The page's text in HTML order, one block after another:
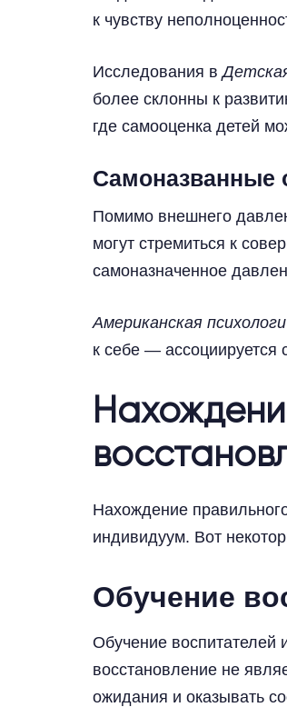
к чувству
Исследования в
более склонны к
где самооценка детей
Самоназванные
Помимо внешнего
могут стремиться к
самоназначенное
Американская
к себе — ассоциируется
Нахождение
индивидуум. Вот
Обучение
Обучение воспитателей
восстановление не
ожидания и оказывать